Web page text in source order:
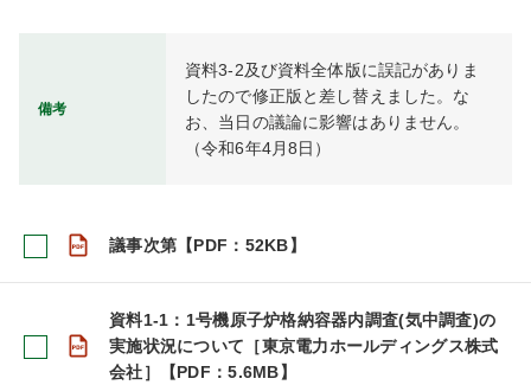
備考
資料3-2及び資料全体版に誤記がありま
したので修正版と差し替えました。な
お、当日の議論に影響はありません。
（令和6年4月8日）
議事次第【PDF：52KB】
資料1-1：1号機原子炉格納容器内調査(気中調査)の
実施状況について［東京電力ホールディングス株式
会社］【PDF：5.6MB】